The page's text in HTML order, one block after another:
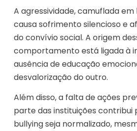
A agressividade, camuflada
causa sofrimento silencioso e
do convívio social. A origem
comportamento está ligada à
ausência de educação
desvalorização do outro.
Além disso, a falta de ações
parte das instituições contribui
bullying seja normalizado,